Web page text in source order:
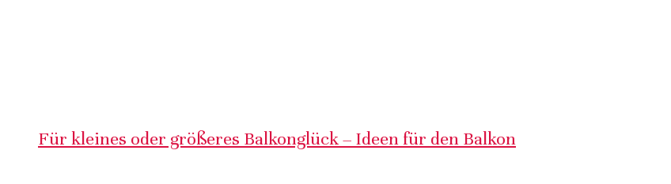
Für kleines oder größeres Balkonglück – Ideen für den Balkon